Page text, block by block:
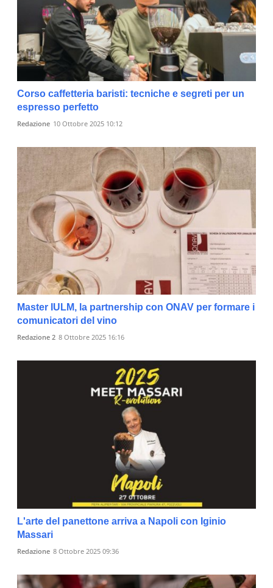
Corso caffetteria baristi: tecniche e segreti per un
espresso perfetto
Redazione 10 Ottobre 2025 10:12
Master IULM, la partnership con ONAV per formare i
comunicatori del vino
Redazione 2 8 Ottobre 2025 16:16
L'arte del panettone arriva a Napoli con Iginio
Massari
Redazione 8 Ottobre 2025 09:36